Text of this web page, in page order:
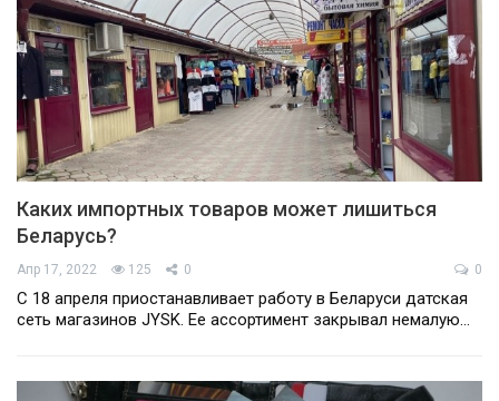
Каких импортных товаров может лишиться
Беларусь?
Апр 17, 2022 125 0 0
С 18 апреля приостанавливает работу в Беларуси датская
сеть магазинов JYSK. Ее ассортимент закрывал немалую…